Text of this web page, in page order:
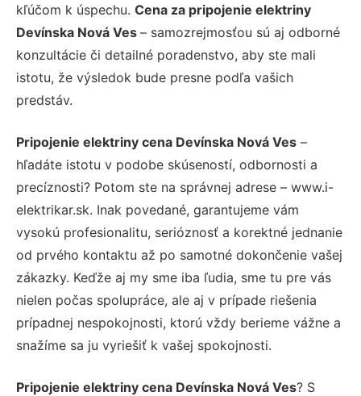
kľúčom k úspechu. Cena za pripojenie elektriny
Devínska Nová Ves – samozrejmosťou sú aj odborné
konzultácie či detailné poradenstvo, aby ste mali
istotu, že výsledok bude presne podľa vašich
predstáv.
Pripojenie elektriny cena Devínska Nová Ves –
hľadáte istotu v podobe skúseností, odbornosti a
precíznosti? Potom ste na správnej adrese – www.i-
elektrikar.sk. Inak povedané, garantujeme vám
vysokú profesionalitu, serióznosť a korektné jednanie
od prvého kontaktu až po samotné dokončenie vašej
zákazky. Keďže aj my sme iba ľudia, sme tu pre vás
nielen počas spolupráce, ale aj v prípade riešenia
prípadnej nespokojnosti, ktorú vždy berieme vážne a
snažíme sa ju vyriešiť k vašej spokojnosti.
Pripojenie elektriny cena Devínska Nová Ves? S